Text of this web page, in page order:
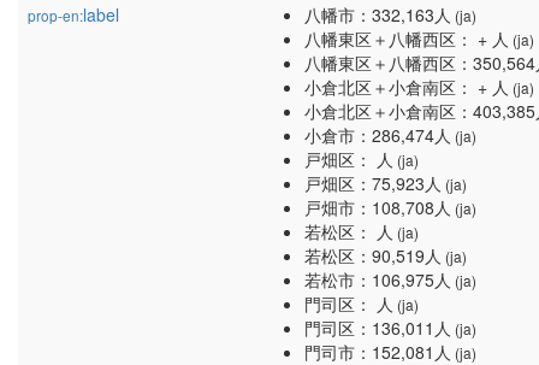
prop-en:label 八幡市：332,163人 (ja)
八幡東区＋八幡西区： + 人 (ja)
八幡東区＋八幡西区：
小倉北区＋小倉南区： + 人 (ja)
小倉北区＋小倉南区：
小倉市：286,474人 (ja)
戸畑区： 人 (ja)
戸畑区：75,923人 (ja)
戸畑市：108,708人 (ja)
若松区： 人 (ja)
若松区：90,519人 (ja)
若松市：106,975人 (ja)
門司区： 人 (ja)
門司区：136,011人 (ja)
門司市：152,081人 (ja)